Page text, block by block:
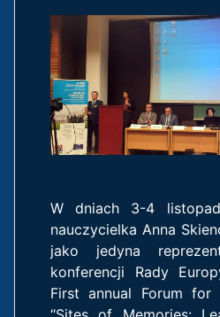
W dniach 3-4
nauczycielka Anna
jako jedyna
konferencji Rady
First annual Forum for